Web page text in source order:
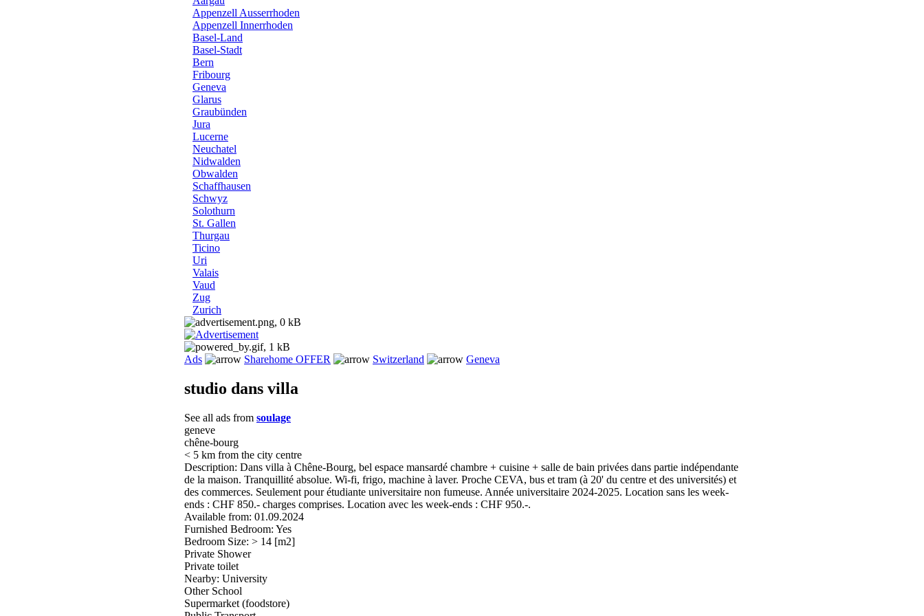
Appenzell Ausserrhoden
Appenzell Innerrhoden
Basel-Land
Basel-Stadt
Bern
Fribourg
Geneva
Glarus
Graubünden
Jura
Lucerne
Neuchatel
Nidwalden
Obwalden
Schaffhausen
Schwyz
Solothurn
St. Gallen
Thurgau
Ticino
Uri
Valais
Vaud
Zug
Zurich
Ads Sharehome OFFER Switzerland Geneva
studio dans villa
See all ads from soulage
geneve
chêne-bourg
< 5 km from the city centre
Description: Dans villa à Chêne-Bourg, bel espace mansardé chambre + cuisine + salle de bain privées dans partie indépendante
de la maison. Tranquillité absolue. Wi-fi, frigo, machine à laver. Proche CEVA, bus et tram (à 20' du centre et des universités) et
des commerces. Seulement pour étudiante universitaire non fumeuse. Année universitaire 2024-2025. Location sans les week-
ends : CHF 850.- charges comprises. Location avec les week-ends : CHF 950.-.
Available from: 01.09.2024
Furnished Bedroom: Yes
Bedroom Size: > 14 [m2]
Private Shower
Private toilet
Nearby: University
Other School
Supermarket (foodstore)